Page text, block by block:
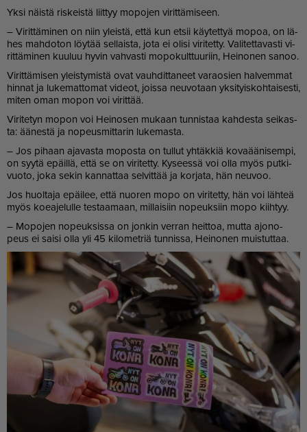
Yk­si näis­tä ris­keis­tä liit­tyy mo­po­jen vi­rit­tä­mi­seen.
– Vi­rit­tä­mi­nen on niin yleis­tä, et­tä kun et­sii käy­tet­tyä mo­poa, on lä­
hes mah­do­ton löy­tää sel­lais­ta, jota ei oli­si vi­ri­tet­ty. Va­li­tet­ta­vas­ti vi­
rit­tä­mi­nen kuu­luu hy­vin vah­vas­ti mo­po­kult­tuu­riin, Hei­no­nen sa­noo.
Vi­rit­tä­mi­sen yleis­ty­mis­tä ovat vauh­dit­ta­neet va­ra­o­sien hal­vem­mat
hin­nat ja lu­ke­mat­to­mat vi­de­ot, jois­sa neu­vo­taan yk­si­tyis­koh­tai­ses­ti,
mi­ten oman mo­pon voi vi­rit­tää.
Vi­ri­te­tyn mo­pon voi Hei­no­sen mu­kaan tun­nis­taa kah­des­ta sei­kas­
ta: ää­nes­tä ja no­peus­mit­ta­rin lu­ke­mas­ta.
– Jos pi­haan aja­vas­ta mo­pos­ta on tul­lut yh­täk­kiä ko­va­ää­ni­sem­pi,
on syy­tä epäil­lä, et­tä se on vi­ri­tet­ty. Ky­sees­sä voi ol­la myös put­ki­
vuo­to, joka se­kin kan­nat­taa sel­vit­tää ja kor­ja­ta, hän neu­voo.
Jos huol­ta­ja epäi­lee, et­tä nuo­ren mopo on vi­ri­tet­ty, hän voi läh­teä
myös ko­ea­je­lul­le tes­taa­maan, mil­lai­siin no­peuk­siin mopo kiih­tyy.
– Mo­po­jen no­peuk­sis­sa on jon­kin ver­ran heit­toa, mut­ta ajo­no­
peus ei sai­si ol­la yli 45 ki­lo­met­riä tun­nis­sa, Hei­no­nen muis­tut­taa.